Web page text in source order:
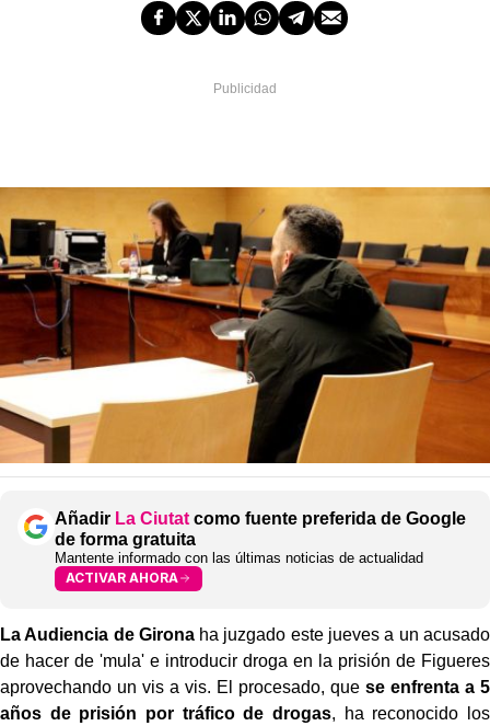
Añadir La Ciutat como fuente preferida de Google
de forma gratuita
Mantente informado con las últimas noticias de actualidad
ACTIVAR AHORA
La Audiencia de Gironaha juzgado este jueves a un acusado
de hacer de 'mula' e introducir droga en la prisión de Figueres
aprovechando un vis a vis. El procesado, que se enfrenta a 5
años de prisión por tráfico de drogas, ha reconocido los